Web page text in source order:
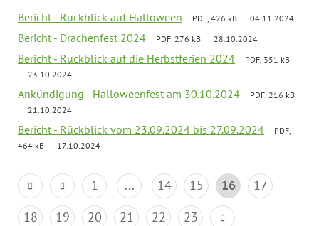
Bericht - Rückblick auf Halloween PDF, 426 kB 04.11.2024
Bericht - Drachenfest 2024 PDF, 276 kB 28.10.2024
Bericht - Rückblick auf die Herbstferien 2024
PDF, 351 kB
23.10.2024
Ankündigung - Halloweenfest am 30.10.2024
PDF, 216 kB
21.10.2024
Bericht - Rückblick vom 23.09.2024 bis 27.09.2024
PDF,
464 kB
17.10.2024
1 ... 14 15 16
17
18
19 20 21 22 23